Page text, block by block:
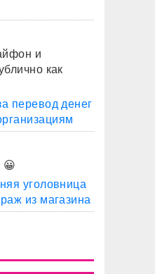
и
как
перевод денег
😀
уголовница
из магазина